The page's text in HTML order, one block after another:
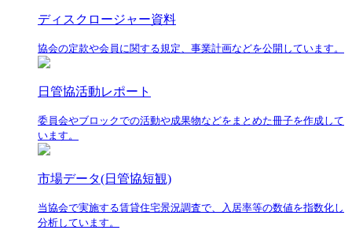
ディスクロージャー資料
協会の定款や会員に関する規定、事業計画などを公開しています。
日管協活動レポート
委員会やブロックでの活動や成果物などをまとめた冊子を作成して
います。
市場データ(日管協短観)
当協会で実施する賃貸住宅景況調査で、入居率等の数値を指数化し
分析しています。